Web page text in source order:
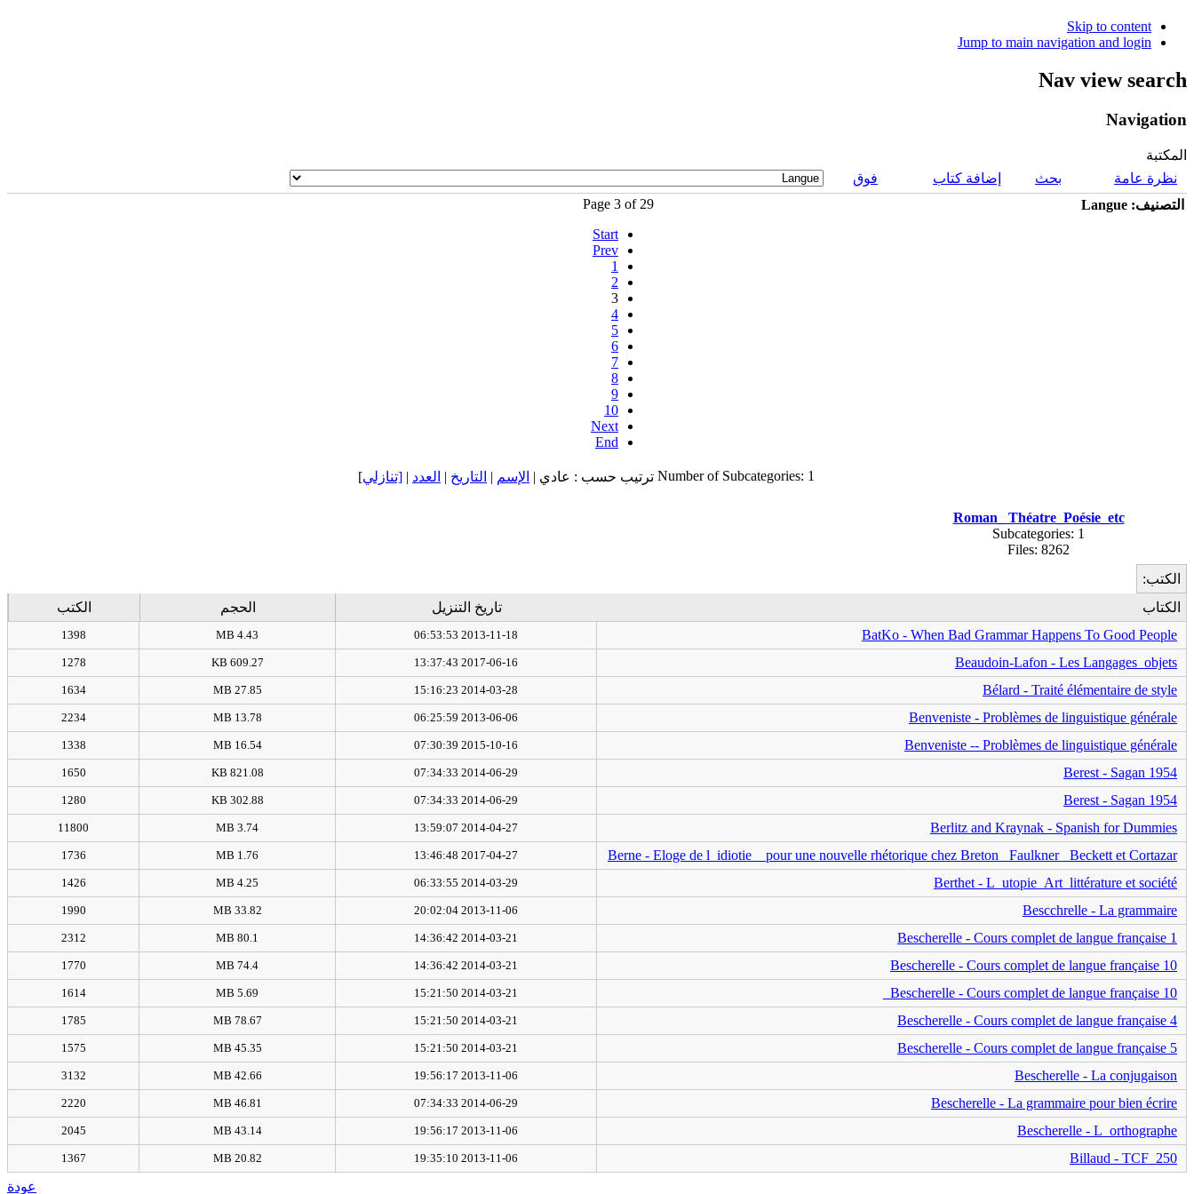
Skip to content
Jump to main navigation and login
Nav view search
Navigation
المكتبة
نظرة عامة
بحث إضافة كتاب
فوق
التصنيف: Langue
Page 3 of 29
Start
Prev
1
2
3
4
5
6
7
8
9
10
Next
End
Number of Subcategories: 1 ترتيب حسب : عادي | الإسم | التاريخ | العدد | [تنازلي]
Roman_ Théatre_Poésie_etc
Subcategories: 1
Files: 8262
الكتب:
الكتاب
تاريخ التنزيل الحجم
الكتب
BatKo - When Bad Grammar Happens To Good People
2013-11-18 06:53:53
4.43 MB
1398
Beaudoin-Lafon - Les Langages objets
2017-06-16 13:37:43
609.27 KB
1278
Bélard - Traité élémentaire de style
2014-03-28 15:16:23
27.85 MB
1634
Benveniste - Problèmes de linguistique générale
2013-06-06 06:25:59
13.78 MB
2234
Benveniste -- Problèmes de linguistique générale
2015-10-16 07:30:39
16.54 MB
1338
Berest - Sagan 1954
2014-06-29 07:34:33
821.08 KB
1650
Berest - Sagan 1954
2014-06-29 07:34:33
302.88 KB
1280
Berlitz and Kraynak - Spanish for Dummies
2014-04-27 13:59:07
3.74 MB
11800
Berne - Eloge de l_idiotie _ pour une nouvelle rhétorique chez Breton_ Faulkner_ Beckett et Cortazar
2017-04-27 13:46:48
1.76 MB
1736
Berthet - L_utopie_Art_littérature et société
2014-03-29 06:33:55
4.25 MB
1426
Bescchrelle - La grammaire
2013-11-06 20:02:04
33.82 MB
1990
Bescherelle - Cours complet de langue française 1
2014-03-21 14:36:42
80.1 MB
2312
Bescherelle - Cours complet de langue française 10
2014-03-21 14:36:42
74.4 MB
1770
Bescherelle - Cours complet de langue française 10_
2014-03-21 15:21:50
5.69 MB
1614
Bescherelle - Cours complet de langue française 4
2014-03-21 15:21:50
78.67 MB
1785
Bescherelle - Cours complet de langue française 5
2014-03-21 15:21:50
45.35 MB
1575
Bescherelle - La conjugaison
2013-11-06 19:56:17
42.66 MB
3132
Bescherelle - La grammaire pour bien écrire
2014-06-29 07:34:33
46.81 MB
2220
Bescherelle - L_orthographe
2013-11-06 19:56:17
43.14 MB
2045
Billaud - TCF_250
2013-11-06 19:35:10
20.82 MB
1367
عودة